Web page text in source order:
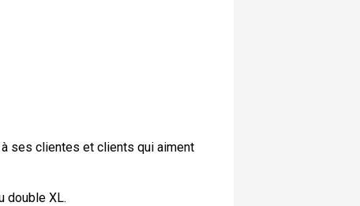
ses clientes et clients qui aiment
double XL.